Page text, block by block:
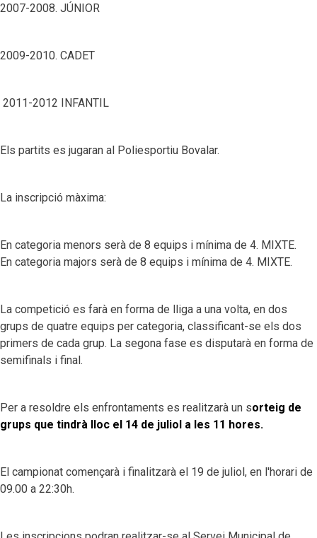
2007-2008. JÚNIOR
2009-2010. CADET
2011-2012 INFANTIL
Els partits es jugaran al Poliesportiu Bovalar.
La inscripció màxima:
En categoria menors serà de 8 equips i mínima de 4. MIXTE.
En categoria majors serà de 8 equips i mínima de 4. MIXTE.
La competició es farà en forma de lliga a una volta, en dos
grups de quatre equips per categoria, classificant-se els dos
primers de cada grup. La segona fase es disputarà en forma de
semifinals i final.
Per a resoldre els enfrontaments es realitzarà un sorteig de
grups que tindrà lloc el 14 de juliol a les 11 hores.
El campionat començarà i finalitzarà el 19 de juliol, en l'horari de
09.00 a 22:30h.